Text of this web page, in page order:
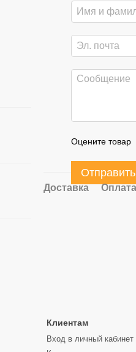
Оцените товар
Отправить
Доставка Оплата
Клиентам
Вход в личный кабинет